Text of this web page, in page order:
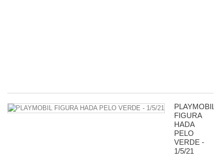
PLAYMOBIL
FIGURA
HADA
PELO
VERDE -
1/5/21